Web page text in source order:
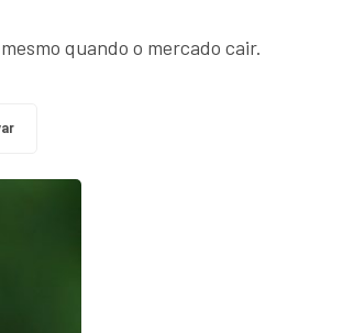
quando o mercado cair.